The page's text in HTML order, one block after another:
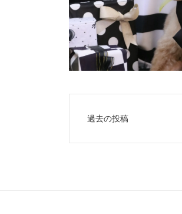
過去の投稿